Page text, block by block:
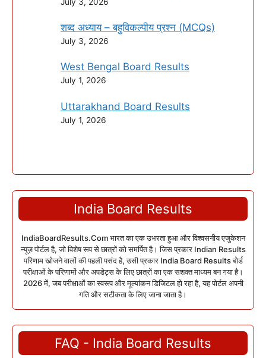
शब्द अध्याय – बहुविकल्पीय प्रश्न (MCQs)
July 3, 2026
West Bengal Board Results
July 1, 2026
Uttarakhand Board Results
July 1, 2026
India Board Results
IndiaBoardResults.Com भारत का एक उभरता हुआ और विश्वसनीय एजुकेशन
न्यूज़ पोर्टल है, जो विशेष रूप से छात्रों को समर्पित है। जिस प्रकार Indian Results
परिणाम खोजने वालों की पहली पसंद है, उसी प्रकार India Board Results बोर्ड
परीक्षाओं के परिणामों और अपडेट्स के लिए छात्रों का एक सशक्त माध्यम बन गया है।
2026 में, जब परीक्षाओं का स्वरूप और मूल्यांकन डिजिटल हो रहा है, यह पोर्टल अपनी
गति और सटीकता के लिए जाना जाता है।
FAQ - India Board Results